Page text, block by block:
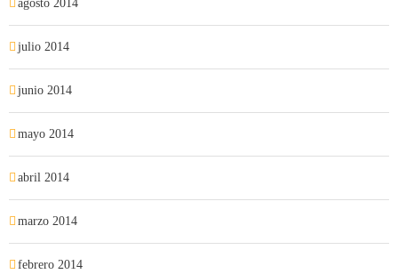
agosto 2014
julio 2014
junio 2014
mayo 2014
abril 2014
marzo 2014
febrero 2014